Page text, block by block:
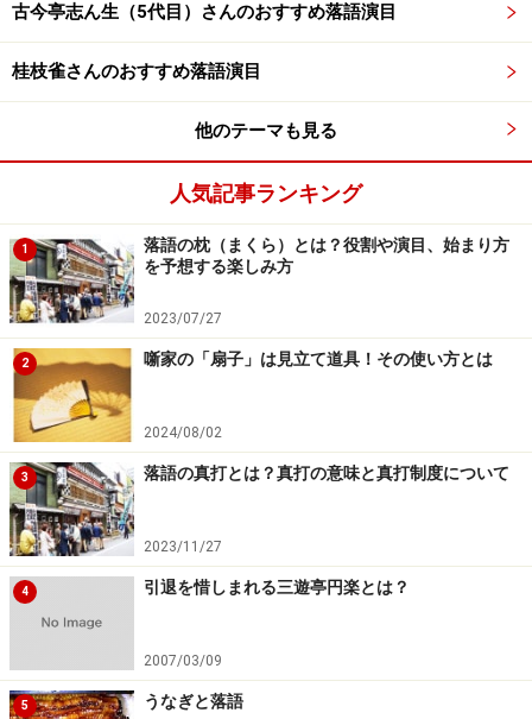
の一言である意味、強引に途端に結末に持っていく「途
端オチ」。あっと驚く！ 意表をつく物に見立たり、勘違
いででおこる面白さで落とす「見立てオチ」。
種類を分類研究している方もいますので、みなさんも調
【関連記事】
落語の枕（まくら）とは？役割や演目、始まり方を
予想する楽しみ方
色物とは？ 寄席で重要な役割を果たす色物さん
落語で楽しみながら歌舞伎の予習！
落語の真打とは？真打の意味と真打制度について
落語を習うには？ 落語の教室・身につける方法
※記事内容は執筆時点のものです。最新の内容をご確認くださ
い。
【編集部おすすめの購入サイト】
古今亭志ん生（5代目）さんのおすすめ落語演目
桂枝雀さんのおすすめ落語演目
他のテーマも見る
人気記事ランキング
1
落語の枕（まくら）とは？役割や演目、始まり方
を予想する楽しみ方
2023/07/27
2 噺家の「扇子」は見立て道具！その使い方とは
2024/08/02
3 落語の真打とは？真打の意味と真打制度について
2023/11/27
4 引退を惜しまれる三遊亭円楽とは？
2007/03/09
5 うなぎと落語